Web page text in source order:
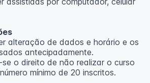
alteração de dados e horário e os
​​antecipadamente.
se o direito de não realizar o curso
mínimo de 20 inscritos.